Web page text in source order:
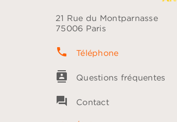
21 Rue du Montparnasse
75006 Paris
phone Téléphone
contacts Questions fréquentes
question_answer Contact